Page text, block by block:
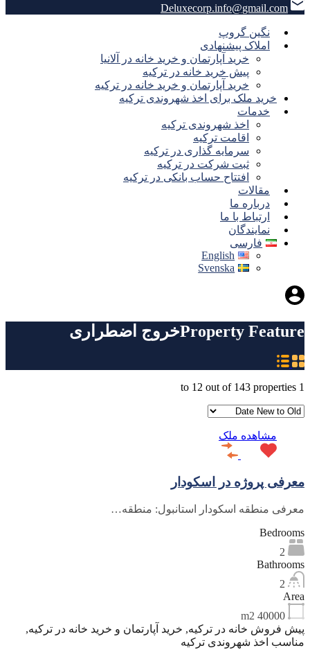
Deluxecorp.info@gmail.com
نگین گروپ
املاک پیشنهادی
خرید آپارتمان و خرید خانه در آلانیا
پیش خرید خانه در ترکیه
خرید آپارتمان و خرید خانه در ترکیه
خرید ملک برای اخذ شهروندی ترکیه
خدمات
اخذ شهروندی ترکیه
اقامت ترکیه
سرمایه گذاری در ترکیه
ثبت شرکت در ترکیه
افتتاح حساب بانکی در ترکیه
مقالات
درباره ما
ارتباط با ما
نمایندگان
فارسی
English
Svenska
Property Featureخروج اضطراری
1
to 12 out of 143 properties
مشاهده ملک
معرفی پروژه در اسکودار
معرفی منطقه اسکودار استانبول: منطقه…
Bedrooms
2
Bathrooms
2
Area
40000
m2
پیش فروش خانه در ترکیه, خرید آپارتمان و خرید خانه در ترکیه,
مناسب اخذ شهروندی ترکیه